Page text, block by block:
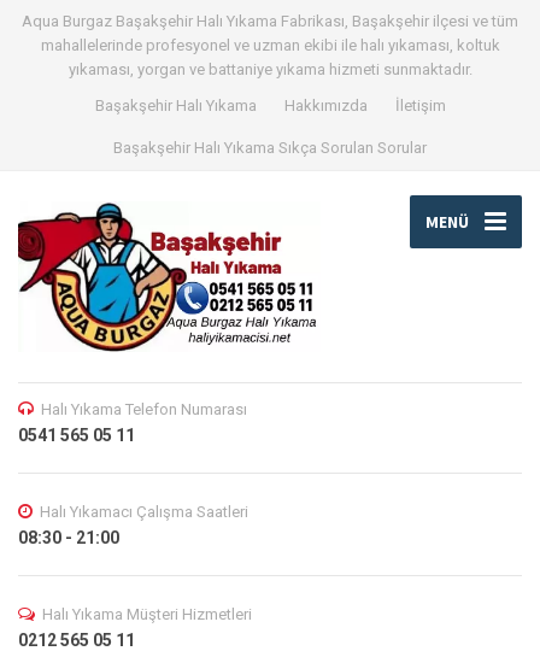
Aqua Burgaz Başakşehir Halı Yıkama Fabrikası, Başakşehir ilçesi ve tüm
mahallelerinde profesyonel ve uzman ekibi ile halı yıkaması, koltuk
yıkaması, yorgan ve battaniye yıkama hizmeti sunmaktadır.
Başakşehir Halı Yıkama
Hakkımızda İletişim
Başakşehir Halı Yıkama Sıkça Sorulan Sorular
MENÜ
Halı Yıkama Telefon Numarası
0541 565 05 11
Halı Yıkamacı Çalışma Saatleri
08:30 - 21:00
Halı Yıkama Müşteri Hizmetleri
0212 565 05 11